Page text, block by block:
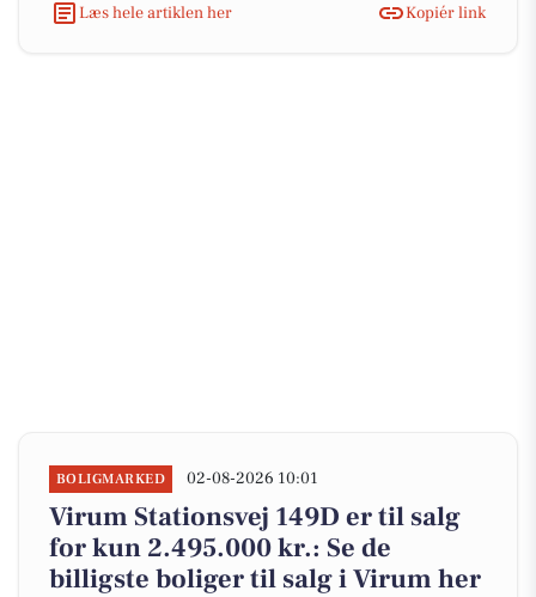
Læs hele artiklen her
Kopiér link
BOLIGMARKED 02-08-2026 10:01
Virum Stationsvej 149D er til salg
for kun 2.495.000 kr.: Se de
billigste boliger til salg i Virum her